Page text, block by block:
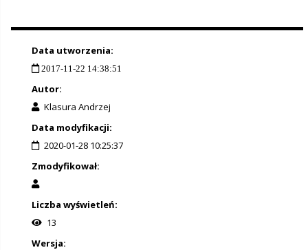
Data utworzenia:
2017-11-22 14:38:51
Autor:
Klasura Andrzej
Data modyfikacji:
2020-01-28 10:25:37
Zmodyfikował:
Liczba wyświetleń:
13
Wersja: